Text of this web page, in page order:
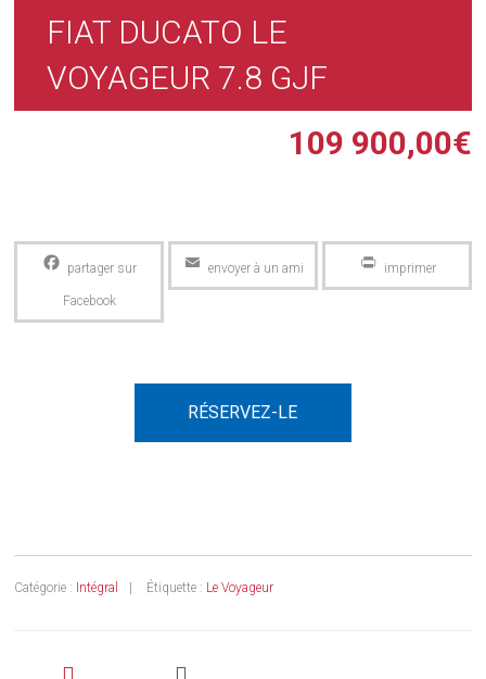
FIAT DUCATO LE
VOYAGEUR 7.8 GJF
109 900,00€
Facebook Email PrintFriendly
RÉSERVEZ-LE
Catégorie : Intégral Étiquette : Le Voyageur